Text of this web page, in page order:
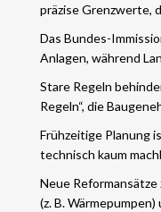
präzise Grenzwerte,
Das Bundes-
Anlagen, während
Stare Regeln
Regeln“, die
Frühzeitige Planung
technisch kaum
Neue
(z. B.